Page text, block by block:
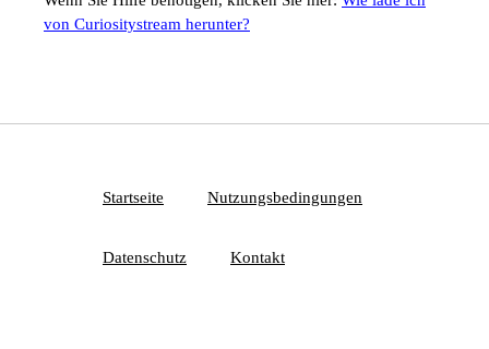
von Curiositystream herunter?
Startseite Nutzungsbedingungen
Datenschutz Kontakt